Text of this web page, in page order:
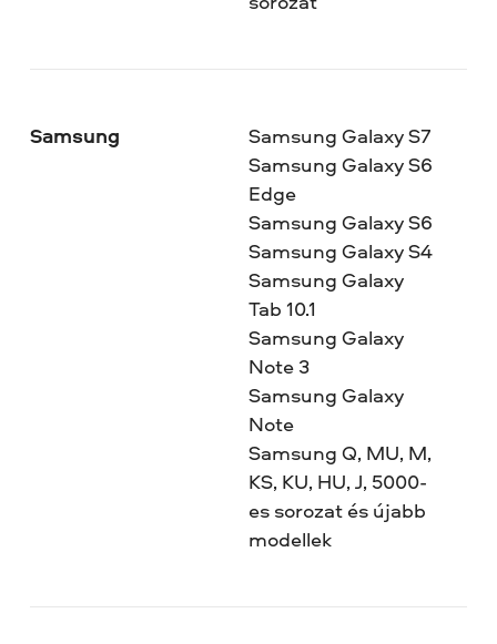
Samsung
Samsung Galaxy S7
Samsung Galaxy S6
Edge
Samsung Galaxy S6
Samsung Galaxy S4
Samsung Galaxy
Tab 10.1
Samsung Galaxy
Note 3
Samsung Galaxy
Note
Samsung Q, MU, M,
KS, KU, HU, J, 5000-
es sorozat és újabb
modellek